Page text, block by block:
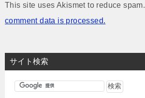
This site uses Akismet to reduce spam.
comment data is processed.
サイト検索